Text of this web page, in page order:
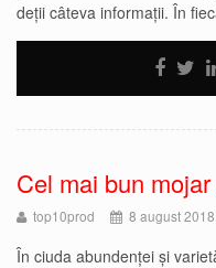
deții câteva informații. În
Cel mai bun
top10prod 8 august 2018
În ciuda abundenței și